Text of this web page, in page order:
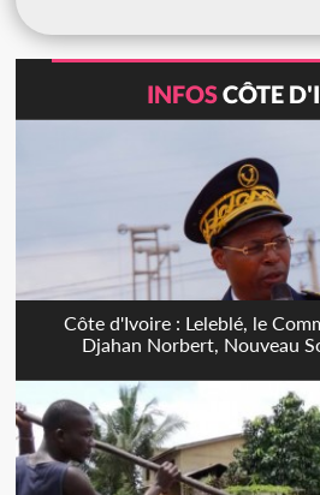
INFOSCÔTE
Côte d'Ivoire : Leleblé, le
Djahan Norbert, Nouveau